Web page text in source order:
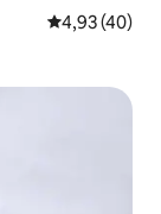
4,93 de uma
4,93 (40)